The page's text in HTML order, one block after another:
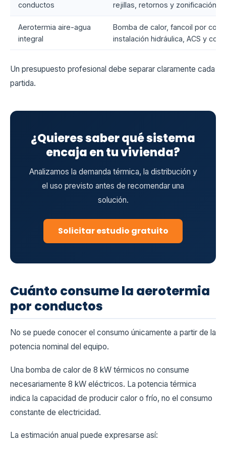
conductos
rejillas, retornos y zonificación
Aerotermia aire-agua
integral
Bomba de calor, fancoil por
instalación hidráulica, ACS y
Un presupuesto profesional debe separar claramente cada
partida.
¿Quieres saber qué sistema
encaja en tu vivienda?
Analizamos la demanda térmica, la distribución y
el uso previsto antes de recomendar una
solución.
Solicitar estudio gratuito
Cuánto consume la aerotermia
por conductos
No se puede conocer el consumo únicamente a partir de la
potencia nominal del equipo.
Una bomba de calor de 8 kW térmicos no consume
necesariamente 8 kW eléctricos. La potencia térmica
indica la capacidad de producir calor o frío, no el consumo
constante de electricidad.
La estimación anual puede expresarse así: